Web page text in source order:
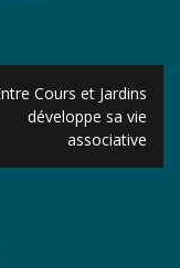
Cours et Jardins
développe sa vie
associative